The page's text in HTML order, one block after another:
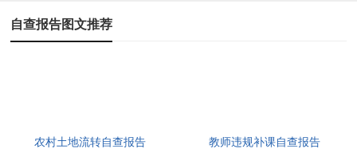
自查报告图文推荐
农村土地流转自查报告 教师违规补课自查报告